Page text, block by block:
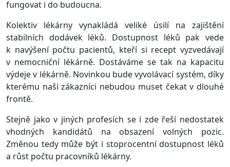
fungovat i do budoucna.
Kolektiv lékárny vynakládá veliké úsilí na zajištění
stabilních dodávek léků. Dostupnost léků pak vede
k navýšení počtu pacientů, kteří si recept vyzvedávají
v nemocniční lékárně. Dostáváme se tak na kapacitu
výdeje v lékárně. Novinkou bude vyvolávací systém, díky
kterému naši zákazníci nebudou muset čekat v dlouhé
frontě.
Stejně jako v jiných profesích se i zde řeší nedostatek
vhodných kandidátů na obsazení volných pozic.
Změnou tedy může být i stoprocentní dostupnost léků
a růst počtu pracovníků lékárny.